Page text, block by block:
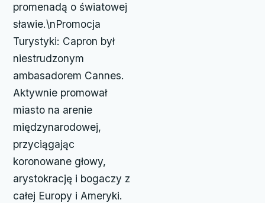
promenadą o światowej
sławie.\nPromocja
Turystyki: Capron był
niestrudzonym
ambasadorem Cannes.
Aktywnie promował
miasto na arenie
międzynarodowej,
przyciągając
koronowane głowy,
arystokrację i bogaczy z
całej Europy i Ameryki.